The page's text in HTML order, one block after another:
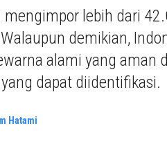
mengimpor lebih dari
demikian,
alami yang aman
dapat diidentifikasi.
Hatami